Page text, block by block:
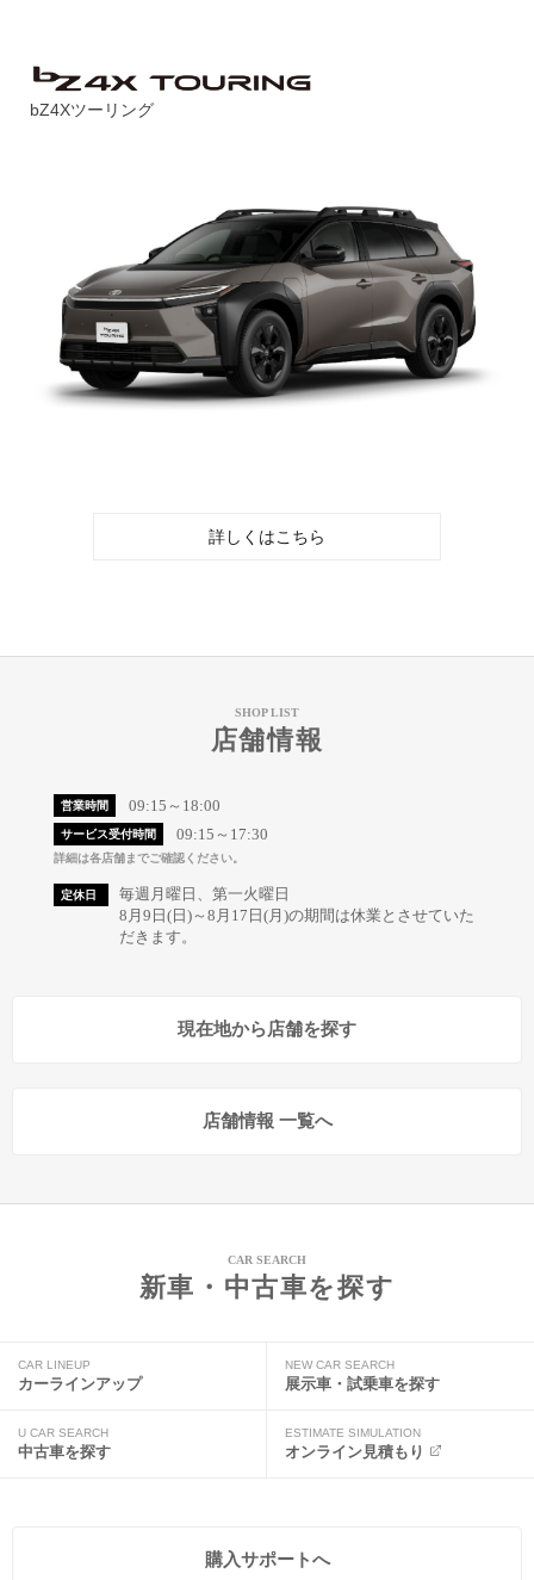
bZ4Xツーリング
詳しくはこちら
SHOP LIST
店舗情報
営業時間 09:15～18:00
サービス受付時間 09:15～17:30
詳細は各店舗までご確認ください。
定休日
毎週月曜日、第一火曜日
8月9日(日)～8月17日(月)の期間は休業とさせていた
だきます。
現在地から店舗を探す
店舗情報 一覧へ
CAR SEARCH
新車・中古車を探す
CAR LINEUP
カーラインアップ
NEW CAR SEARCH
展示車・試乗車を探す
U CAR SEARCH
中古車を探す
ESTIMATE SIMULATION
オンライン見積もり
購入サポートへ